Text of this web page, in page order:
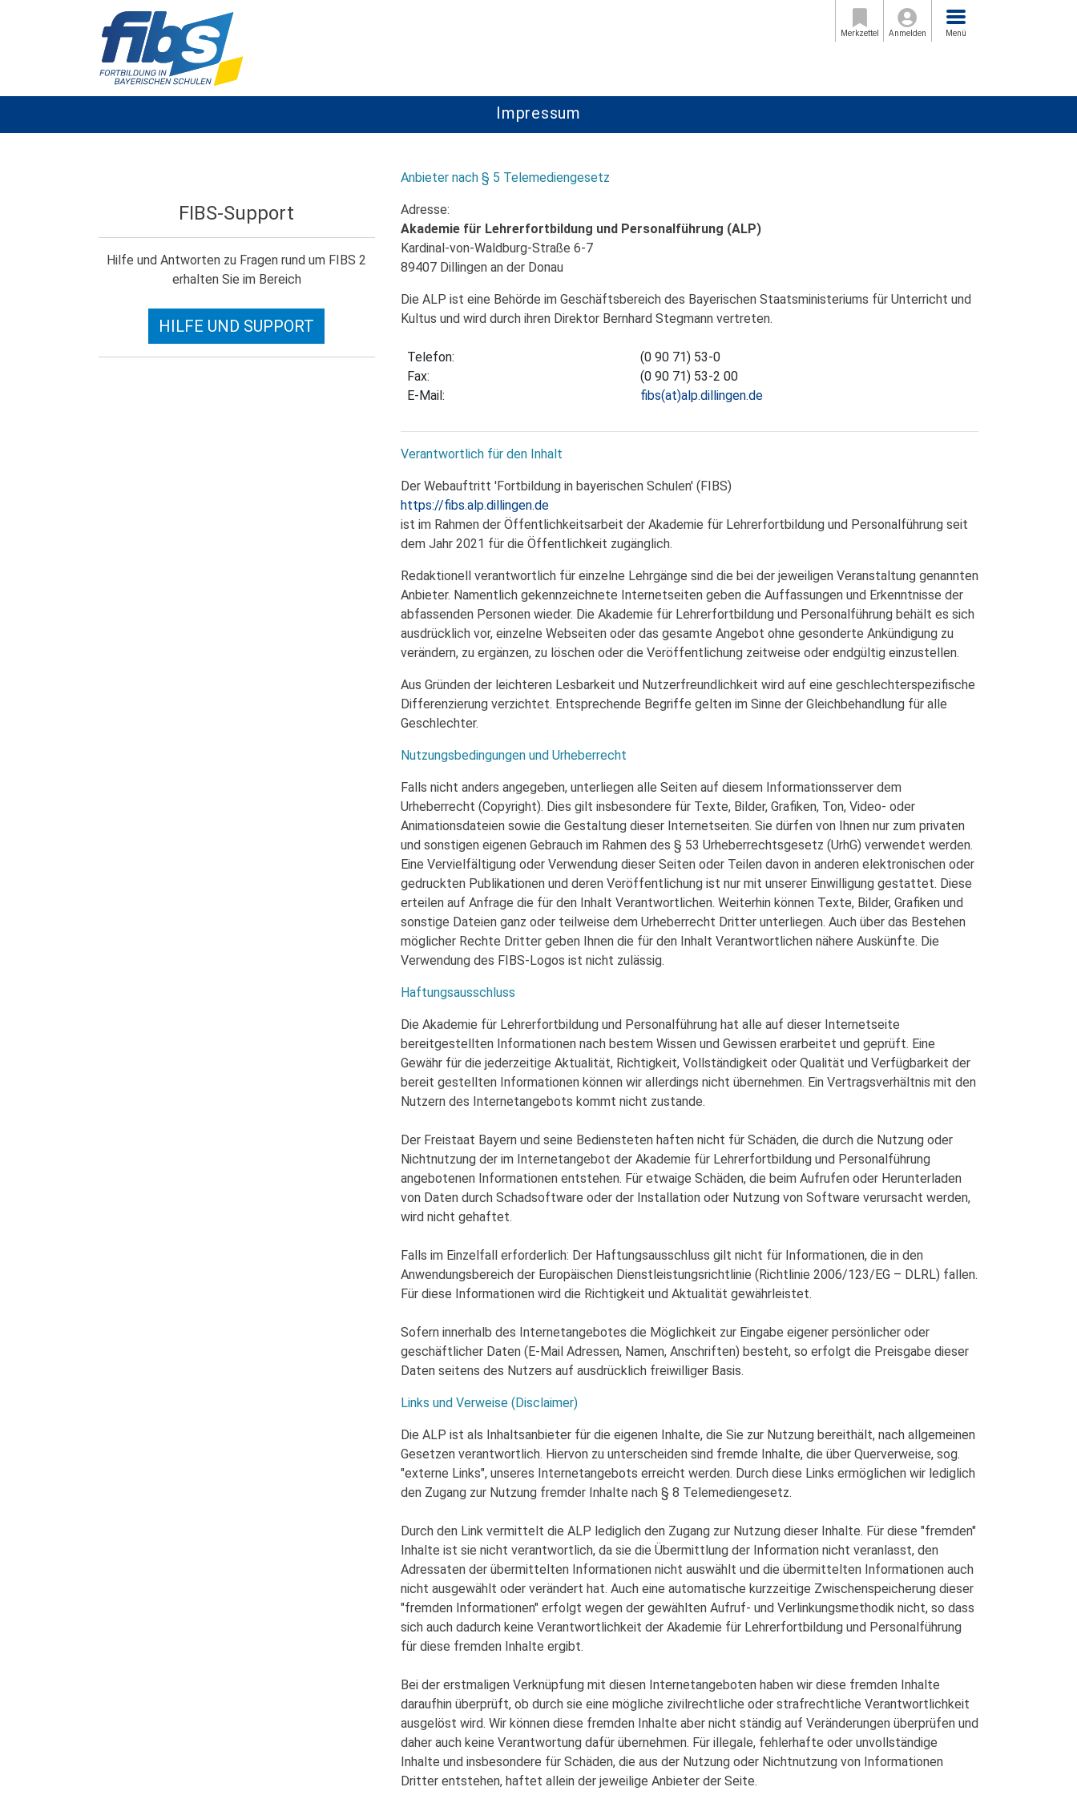
Merkzettel Anmelden
Menü
Menü
Impressum
FIBS-Support
Hilfe und Antworten zu Fragen rund um FIBS 2
erhalten Sie im Bereich
HILFE UND SUPPORT
Anbieter nach § 5 Telemediengesetz
Adresse:
Akademie für Lehrerfortbildung und Personalführung (ALP)
Kardinal-von-Waldburg-Straße 6-7
89407 Dillingen an der Donau
Die ALP ist eine Behörde im Geschäftsbereich des Bayerischen Staatsministeriums für Unterricht und
Kultus und wird durch ihren Direktor Bernhard Stegmann vertreten.
Telefon:
Fax:
E-Mail:
(0 90 71) 53-0
(0 90 71) 53-2 00
fibs(at)alp.dillingen.de
Verantwortlich für den Inhalt
Der Webauftritt 'Fortbildung in bayerischen Schulen' (FIBS)
https://fibs.alp.dillingen.de
ist im Rahmen der Öffentlichkeitsarbeit der Akademie für Lehrerfortbildung und Personalführung seit
dem Jahr 2021 für die Öffentlichkeit zugänglich.
Redaktionell verantwortlich für einzelne Lehrgänge sind die bei der jeweiligen Veranstaltung genannten
Anbieter. Namentlich gekennzeichnete Internetseiten geben die Auffassungen und Erkenntnisse der
abfassenden Personen wieder. Die Akademie für Lehrerfortbildung und Personalführung behält es sich
ausdrücklich vor, einzelne Webseiten oder das gesamte Angebot ohne gesonderte Ankündigung zu
verändern, zu ergänzen, zu löschen oder die Veröffentlichung zeitweise oder endgültig einzustellen.
Aus Gründen der leichteren Lesbarkeit und Nutzerfreundlichkeit wird auf eine geschlechterspezifische
Differenzierung verzichtet. Entsprechende Begriffe gelten im Sinne der Gleichbehandlung für alle
Geschlechter.
Nutzungsbedingungen und Urheberrecht
Falls nicht anders angegeben, unterliegen alle Seiten auf diesem Informationsserver dem
Urheberrecht (Copyright). Dies gilt insbesondere für Texte, Bilder, Grafiken, Ton, Video- oder
Animationsdateien sowie die Gestaltung dieser Internetseiten. Sie dürfen von Ihnen nur zum privaten
und sonstigen eigenen Gebrauch im Rahmen des § 53 Urheberrechtsgesetz (UrhG) verwendet werden.
Eine Vervielfältigung oder Verwendung dieser Seiten oder Teilen davon in anderen elektronischen oder
gedruckten Publikationen und deren Veröffentlichung ist nur mit unserer Einwilligung gestattet. Diese
erteilen auf Anfrage die für den Inhalt Verantwortlichen. Weiterhin können Texte, Bilder, Grafiken und
sonstige Dateien ganz oder teilweise dem Urheberrecht Dritter unterliegen. Auch über das Bestehen
möglicher Rechte Dritter geben Ihnen die für den Inhalt Verantwortlichen nähere Auskünfte. Die
Verwendung des FIBS-Logos ist nicht zulässig.
Haftungsausschluss
Die Akademie für Lehrerfortbildung und Personalführung hat alle auf dieser Internetseite
bereitgestellten Informationen nach bestem Wissen und Gewissen erarbeitet und geprüft. Eine
Gewähr für die jederzeitige Aktualität, Richtigkeit, Vollständigkeit oder Qualität und Verfügbarkeit der
bereit gestellten Informationen können wir allerdings nicht übernehmen. Ein Vertragsverhältnis mit den
Nutzern des Internetangebots kommt nicht zustande.
Der Freistaat Bayern und seine Bediensteten haften nicht für Schäden, die durch die Nutzung oder
Nichtnutzung der im Internetangebot der Akademie für Lehrerfortbildung und Personalführung
angebotenen Informationen entstehen. Für etwaige Schäden, die beim Aufrufen oder Herunterladen
von Daten durch Schadsoftware oder der Installation oder Nutzung von Software verursacht werden,
wird nicht gehaftet.
Falls im Einzelfall erforderlich: Der Haftungsausschluss gilt nicht für Informationen, die in den
Anwendungsbereich der Europäischen Dienstleistungsrichtlinie (Richtlinie 2006/123/EG – DLRL) fallen.
Für diese Informationen wird die Richtigkeit und Aktualität gewährleistet.
Sofern innerhalb des Internetangebotes die Möglichkeit zur Eingabe eigener persönlicher oder
geschäftlicher Daten (E-Mail Adressen, Namen, Anschriften) besteht, so erfolgt die Preisgabe dieser
Daten seitens des Nutzers auf ausdrücklich freiwilliger Basis.
Links und Verweise (Disclaimer)
Die ALP ist als Inhaltsanbieter für die eigenen Inhalte, die Sie zur Nutzung bereithält, nach allgemeinen
Gesetzen verantwortlich. Hiervon zu unterscheiden sind fremde Inhalte, die über Querverweise, sog.
"externe Links", unseres Internetangebots erreicht werden. Durch diese Links ermöglichen wir lediglich
den Zugang zur Nutzung fremder Inhalte nach § 8 Telemediengesetz.
Durch den Link vermittelt die ALP lediglich den Zugang zur Nutzung dieser Inhalte. Für diese "fremden"
Inhalte ist sie nicht verantwortlich, da sie die Übermittlung der Information nicht veranlasst, den
Adressaten der übermittelten Informationen nicht auswählt und die übermittelten Informationen auch
nicht ausgewählt oder verändert hat. Auch eine automatische kurzzeitige Zwischenspeicherung dieser
"fremden Informationen" erfolgt wegen der gewählten Aufruf- und Verlinkungsmethodik nicht, so dass
sich auch dadurch keine Verantwortlichkeit der Akademie für Lehrerfortbildung und Personalführung
für diese fremden Inhalte ergibt.
Bei der erstmaligen Verknüpfung mit diesen Internetangeboten haben wir diese fremden Inhalte
daraufhin überprüft, ob durch sie eine mögliche zivilrechtliche oder strafrechtliche Verantwortlichkeit
ausgelöst wird. Wir können diese fremden Inhalte aber nicht ständig auf Veränderungen überprüfen und
daher auch keine Verantwortung dafür übernehmen. Für illegale, fehlerhafte oder unvollständige
Inhalte und insbesondere für Schäden, die aus der Nutzung oder Nichtnutzung von Informationen
Dritter entstehen, haftet allein der jeweilige Anbieter der Seite.